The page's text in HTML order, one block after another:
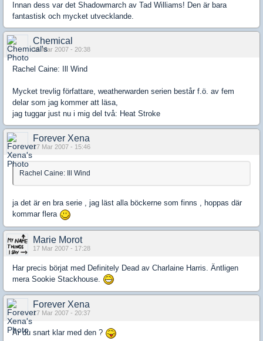
Innan dess var det Shadowmarch av Tad Williams! Den är bara
fantastisk och mycket utvecklande.
Chemical
16 Mar 2007 - 20:38
Rachel Caine: Ill Wind
Mycket trevlig författare, weatherwarden serien består f.ö. av fem
delar som jag kommer att läsa,
jag tuggar just nu i mig del två: Heat Stroke
Forever Xena
17 Mar 2007 - 15:46
Rachel Caine: Ill Wind
ja det är en bra serie , jag läst alla böckerne som finns , hoppas där
kommar flera
Marie Morot
17 Mar 2007 - 17:28
Har precis börjat med Definitely Dead av Charlaine Harris. Äntligen
mera Sookie Stackhouse.
Forever Xena
17 Mar 2007 - 20:37
Är du snart klar med den ?